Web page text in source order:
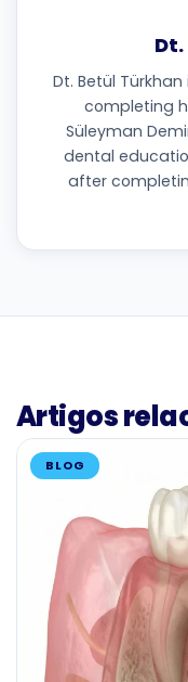
Dt. Betül
completing
Süleyman
dental
after
Artigos
BLOG